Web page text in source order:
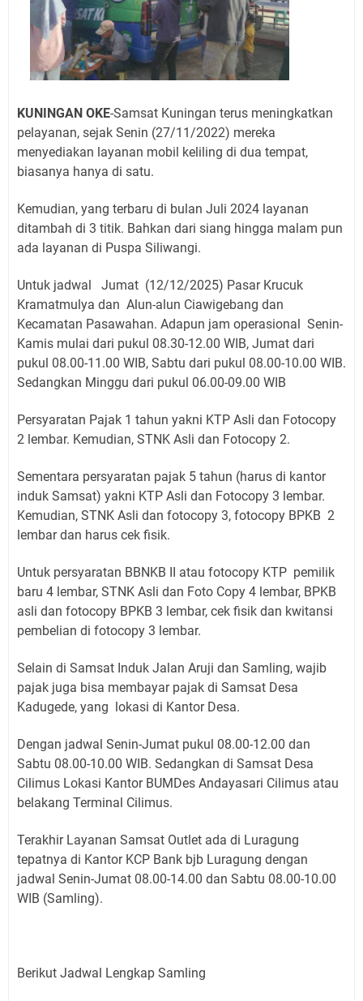
KUNINGAN OKE-Samsat Kuningan terus meningkatkan
pelayanan, sejak Senin (27/11/2022) mereka
menyediakan layanan mobil keliling di dua tempat,
biasanya hanya di satu.
Kemudian, yang terbaru di bulan Juli 2024 layanan
ditambah di 3 titik. Bahkan dari siang hingga malam pun
ada layanan di Puspa Siliwangi.
Untuk jadwal Jumat (12/12/2025) Pasar Krucuk
Kramatmulya dan Alun-alun Ciawigebang dan
Kecamatan Pasawahan. Adapun jam operasional Senin-
Kamis mulai dari pukul 08.30-12.00 WIB, Jumat dari
pukul 08.00-11.00 WIB, Sabtu dari pukul 08.00-10.00 WIB.
Sedangkan Minggu dari pukul 06.00-09.00 WIB
Persyaratan Pajak 1 tahun yakni KTP Asli dan Fotocopy
2 lembar. Kemudian, STNK Asli dan Fotocopy 2.
Sementara persyaratan pajak 5 tahun (harus di kantor
induk Samsat) yakni KTP Asli dan Fotocopy 3 lembar.
Kemudian, STNK Asli dan fotocopy 3, fotocopy BPKB 2
lembar dan harus cek fisik.
Untuk persyaratan BBNKB II atau fotocopy KTP pemilik
baru 4 lembar, STNK Asli dan Foto Copy 4 lembar, BPKB
asli dan fotocopy BPKB 3 lembar, cek fisik dan kwitansi
pembelian di fotocopy 3 lembar.
Selain di Samsat Induk Jalan Aruji dan Samling, wajib
pajak juga bisa membayar pajak di Samsat Desa
Kadugede, yang lokasi di Kantor Desa.
Dengan jadwal Senin-Jumat pukul 08.00-12.00 dan
Sabtu 08.00-10.00 WIB. Sedangkan di Samsat Desa
Cilimus Lokasi Kantor BUMDes Andayasari Cilimus atau
belakang Terminal Cilimus.
Terakhir Layanan Samsat Outlet ada di Luragung
tepatnya di Kantor KCP Bank bjb Luragung dengan
jadwal Senin-Jumat 08.00-14.00 dan Sabtu 08.00-10.00
WIB (Samling).
Berikut Jadwal Lengkap Samling